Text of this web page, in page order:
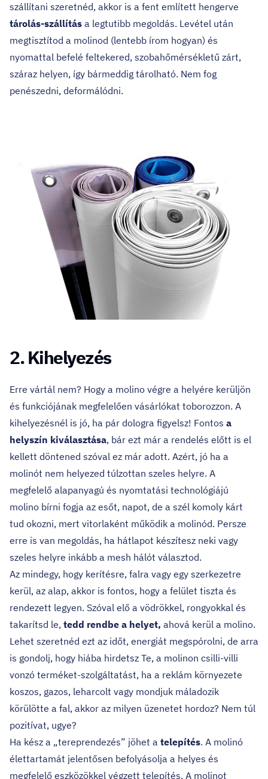
szállítani szeretnéd, akkor is a fent említett hengerve
tárolás-szállítás a legtutibb megoldás. Levétel után
megtisztítod a molinod (lentebb írom hogyan) és
nyomattal befelé feltekered, szobahőmérsékletű zárt,
száraz helyen, így bármeddig tárolható. Nem fog
penészedni, deformálódni.
2. Kihelyezés
Erre vártál nem? Hogy a molino végre a helyére kerüljön
és funkciójának megfelelően vásárlókat toborozzon. A
kihelyezésnél is jó, ha pár dologra figyelsz! Fontos a
helyszín kiválasztása, bár ezt már a rendelés előtt is el
kellett döntened szóval ez már adott. Azért, jó ha a
molinót nem helyezed túlzottan szeles helyre. A
megfelelő alapanyagú és nyomtatási technológiájú
molino bírni fogja az esőt, napot, de a szél komoly kárt
tud okozni, mert vitorlaként működik a molinód. Persze
erre is van megoldás, ha hátlapot készítesz neki vagy
szeles helyre inkább a mesh hálót választod.
Az mindegy, hogy kerítésre, falra vagy egy szerkezetre
kerül, az alap, akkor is fontos, hogy a felület tiszta és
rendezett legyen. Szóval elő a vödrökkel, rongyokkal és
takarítsd le, tedd rendbe a helyet, ahová kerül a molino.
Lehet szeretnéd ezt az időt, energiát megspórolni, de arra
is gondolj, hogy hiába hirdetsz Te, a molinon csilli-villi
vonzó terméket-szolgáltatást, ha a reklám környezete
koszos, gazos, leharcolt vagy mondjuk máladozik
körülötte a fal, akkor az milyen üzenetet hordoz? Nem túl
pozitívat, ugye?
Ha kész a „tereprendezés” jöhet a telepítés. A molinó
élettartamát jelentősen befolyásolja a helyes és
megfelelő eszközökkel végzett telepítés. A molinot